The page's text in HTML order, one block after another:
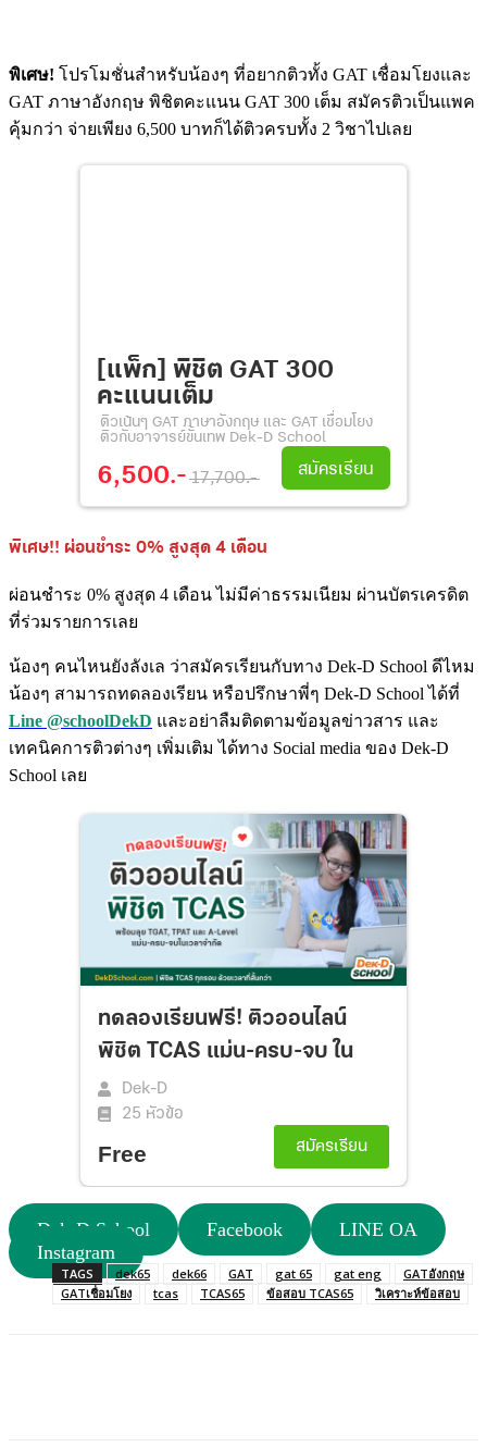
พิเศษ! โปรโมชั่นสำหรับน้องๆ ที่อยากติวทั้ง GAT เชื่อมโยงและ
GAT ภาษาอังกฤษ พิชิตคะแนน GAT 300 เต็ม สมัครติวเป็นแพค
คุ้มกว่า จ่ายเพียง 6,500 บาทก็ได้ติวครบทั้ง 2 วิชาไปเลย
[แพ็ก] พิชิต GAT 300
คะแนนเต็ม
ติวเน้นๆ GAT ภาษาอังกฤษ และ GAT เชื่อมโยง
ติวกับอาจารย์ขั้นเทพ Dek-D School
6,500.- 17,700.- สมัครเรียน
พิเศษ!! ผ่อนชำระ 0% สูงสุด 4 เดือน
ผ่อนชำระ 0% สูงสุด 4 เดือน ไม่มีค่าธรรมเนียม ผ่านบัตรเครดิต
ที่ร่วมรายการเลย
น้องๆ คนไหนยังลังเล ว่าสมัครเรียนกับทาง Dek-D School ดีไหม
น้องๆ สามารถทดลองเรียน หรือปรึกษาพี่ๆ Dek-D School ได้ที่
Line @schoolDekD และอย่าลืมติดตามข้อมูลข่าวสาร และ
เทคนิคการติวต่างๆ เพิ่มเติม ได้ทาง Social media ของ Dek-D
School เลย
Dek-D School Facebook
LINE OA
Instagram
TAGS dek65 dek66 GAT gat 65 gat eng
GATอังกฤษ
GATเชื่อมโยง
tcas TCAS65 ข้อสอบ TCAS65 วิเคราะห์ข้อสอบ